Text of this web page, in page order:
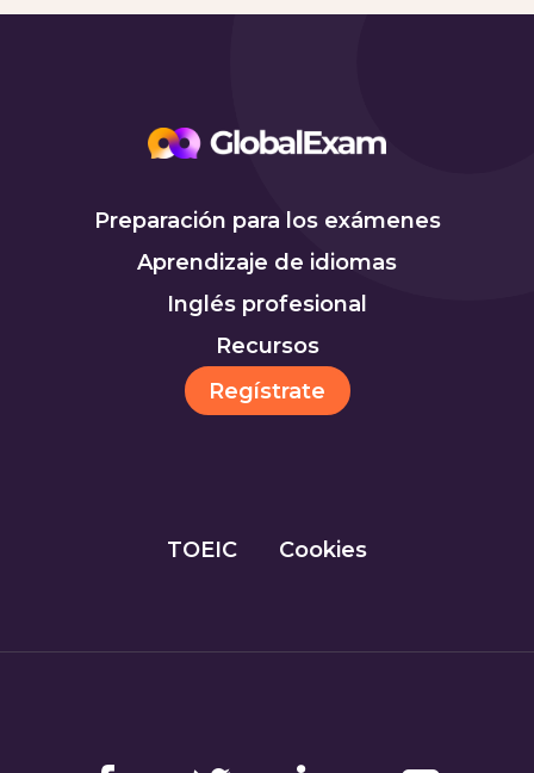
Preparación para los exámenes
Aprendizaje de idiomas
Inglés profesional
Recursos
Regístrate
TOEIC Cookies